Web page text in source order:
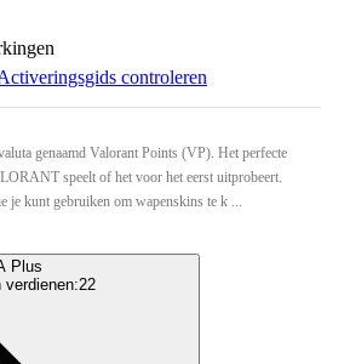
controleren
genaamd Valorant Points (VP). Het perfecte
speelt of het voor het eerst uitprobeert.
je kunt gebruiken om wapenskins te k ...
Plus
verdienen:22